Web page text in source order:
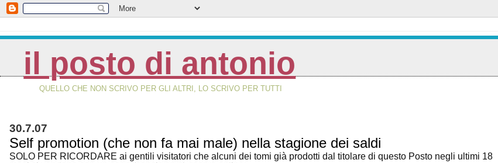
il posto di antonio
QUELLO CHE NON SCRIVO PER GLI ALTRI, LO SCRIVO PER TUTTI
30.7.07
Self promotion (che non fa mai male) nella stagione dei saldi
SOLO PER RICORDARE ai gentili visitatori che alcuni dei tomi già prodotti dal titolare di questo Posto negli ultimi 18